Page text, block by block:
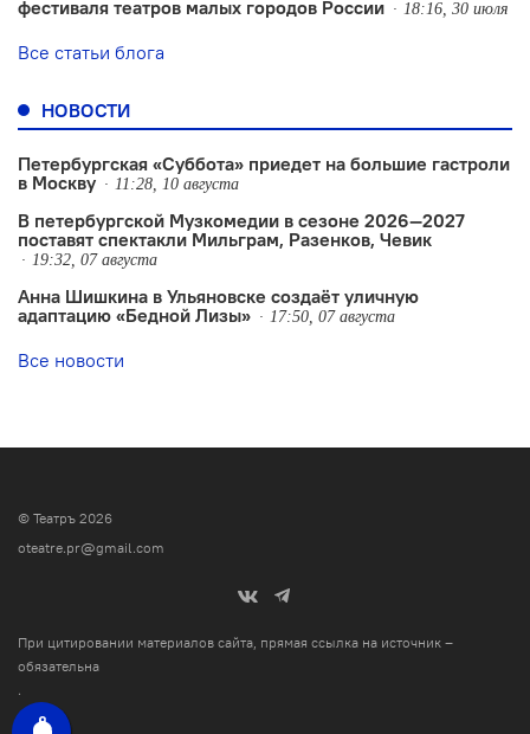
фестиваля театров малых городов России
18:16, 30 июля
Все статьи блога
НОВОСТИ
Петербургская «Суббота» приедет на большие гастроли
в Москву
11:28, 10 августа
В петербургской Музкомедии в сезоне 2026—2027
поставят спектакли Мильграм, Разенков, Чевик
19:32, 07 августа
Анна Шишкина в Ульяновске создаëт уличную
адаптацию «Бедной Лизы»
17:50, 07 августа
Все новости
© Театръ 2026
oteatre.pr@gmail.com
При цитировании материалов сайта, прямая ссылка на источник –
обязательна
.